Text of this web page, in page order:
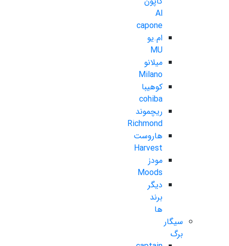
Al
capone
ام.یو
MU
میلانو
Milano
کوهیبا
cohiba
ریچموند
Richmond
هاروست
Harvest
مودز
Moods
دیگر
برند
ها
سیگار
برگ